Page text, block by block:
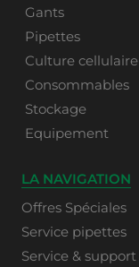
Gants
Pipettes
Culture cellulaire
Consommables
Stockage
Equipement
LA NAVIGATION
Offres Spéciales
Service pipettes
Service & support